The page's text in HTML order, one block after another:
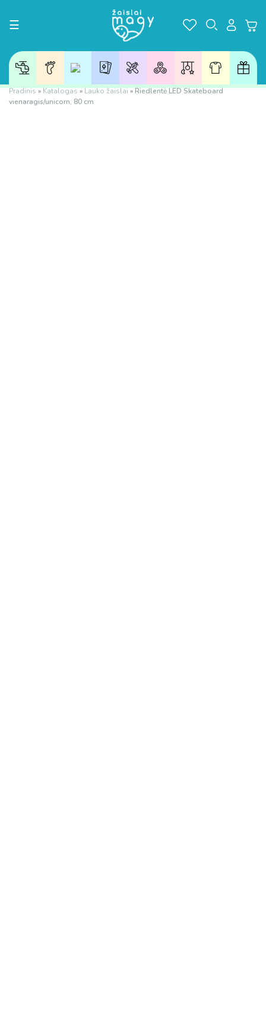
Toggle navigation
☰
Pradinis»Katalogas»Lauko žaislai»Riedlentė LED Skateboard
vienaragis/unicorn, 80 cm